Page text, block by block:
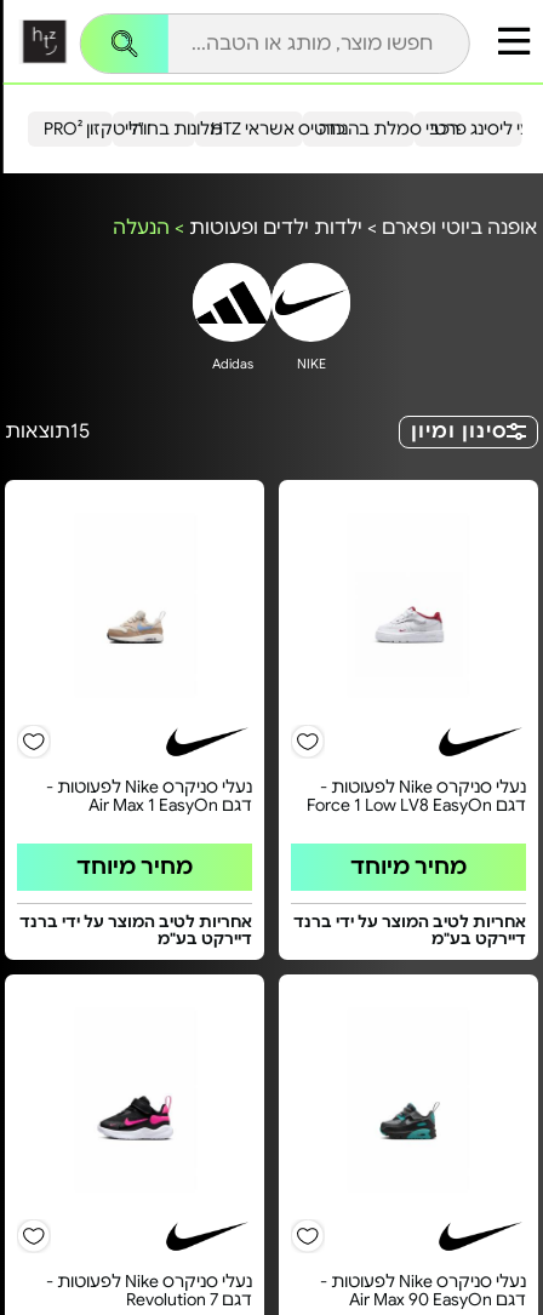
הייטקזון PRO²מלונות בחו"ל כרטיס אשראי HTZ ליסינג פרטירכבי סמלת בהנחה
אופנה ביוטי ופארם > ילדות ילדים ופעוטות > הנעלה
NIKE
Adidas
סינון ומיון 15תוצאות
נעלי סניקרס Nike לפעוטות -
דגם Force 1 Low LV8 EasyOn
מחיר מיוחד
אחריות לטיב המוצר על ידי ברנד
דיירקט בע"מ
נעלי סניקרס Nike לפעוטות -
דגם Air Max 1 EasyOn
מחיר מיוחד
אחריות לטיב המוצר על ידי ברנד
דיירקט בע"מ
נעלי סניקרס Nike לפעוטות -
דגם Air Max 90 EasyOn
נעלי סניקרס Nike לפעוטות -
דגם Revolution 7